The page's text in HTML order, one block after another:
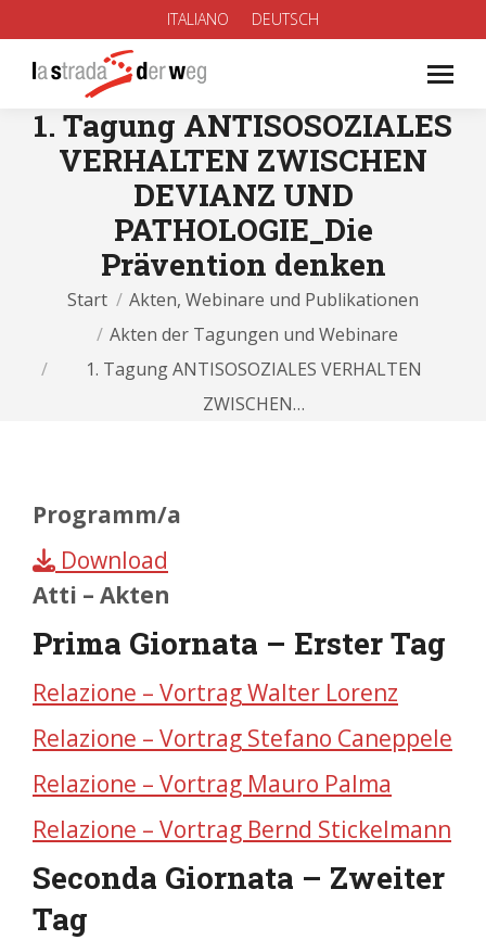
ITALIANO DEUTSCH
1. Tagung ANTISOSOZIALES
VERHALTEN ZWISCHEN
DEVIANZ UND
PATHOLOGIE_Die
Prävention denken
Sie befinden sich hier:
Start
Akten, Webinare und Publikationen
Akten der Tagungen und Webinare
1. Tagung ANTISOSOZIALES VERHALTEN
ZWISCHEN…
Programm/a
Download
Atti – Akten
Prima Giornata – Erster Tag
Relazione – VortragWalter Lorenz
Relazione – Vortrag Stefano Caneppele
Relazione – Vortrag Mauro Palma
Relazione – Vortrag Bernd Stickelmann
Seconda Giornata – Zweiter
Tag